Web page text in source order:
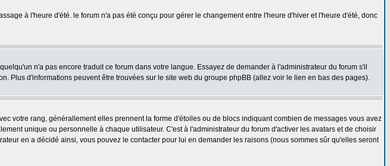
à l'heure d'été. le forum n'a pas été conçu pour gérer le changement entre l'heure d'hiver et l'heure d'été, donc
n'a pas encore traduit ce forum dans votre langue. Essayez de demander à l'administrateur du forum s'il
Plus d'informations peuvent être trouvées sur le site web du groupe phpBB (allez voir le lien en bas des pages).
votre rang, générallement elles prennent la forme d'étoiles ou de blocs indiquant combien de messages vous avez
unique ou personnelle à chaque utilisateur. C'est à l'administrateur du forum d'activer les avatars et de choisir
en a décidé ainsi, vous pouvez le contacter pour lui en demander les raisons (nous sommes sûr qu'elles seront